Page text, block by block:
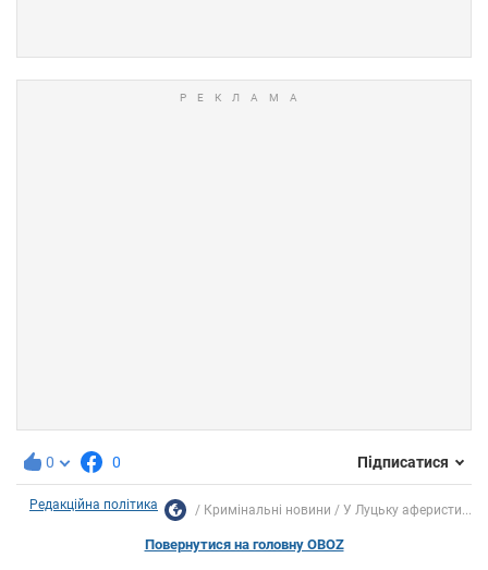
0 0 Підписатися
Редакційна політика Кримінальні новини У Луцьку аферисти...
Повернутися на головну OBOZ